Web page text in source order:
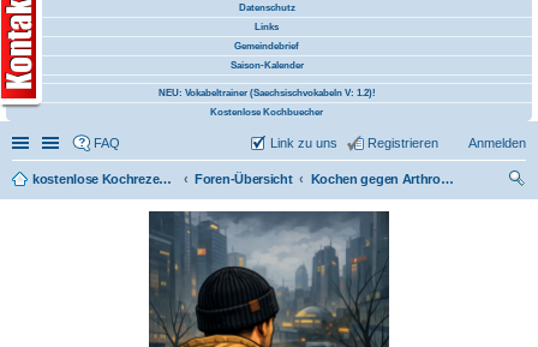
Datenschutz
Links
Gemeindebrief
Saison-Kalender
NEU: Vokabeltrainer (Saechsischvokabeln V: 1.2)!
Kostenlose Kochbuecher
Schnellzugriff
Linkliste
FAQ Anmelden
Registrieren
Link zu uns
kostenlose Kochrezepte und kostenlose Kochbücher Foren-Übersicht
Kochen gegen Arthrose (vegan)